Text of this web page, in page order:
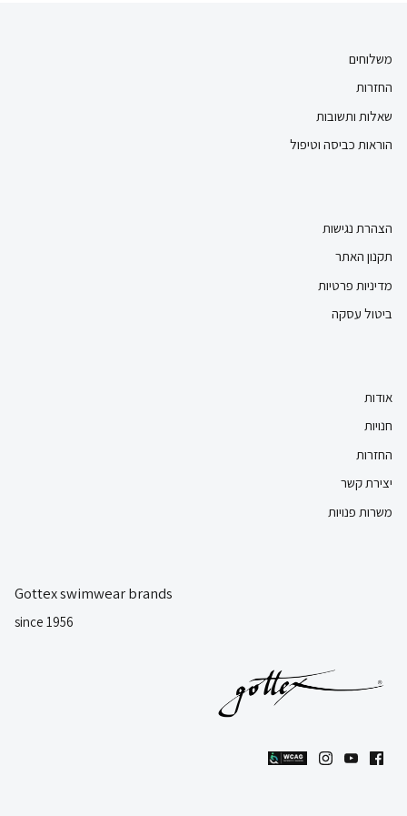
משלוחים
החזרות
שאלות ותשובות
הוראות כביסה וטיפול
הצהרת נגישות
תקנון האתר
מדיניות פרטיות
ביטול עסקה
אודות
חנויות
החזרות
יצירת קשר
משרות פנויות
Gottex swimwear brands
since 1956